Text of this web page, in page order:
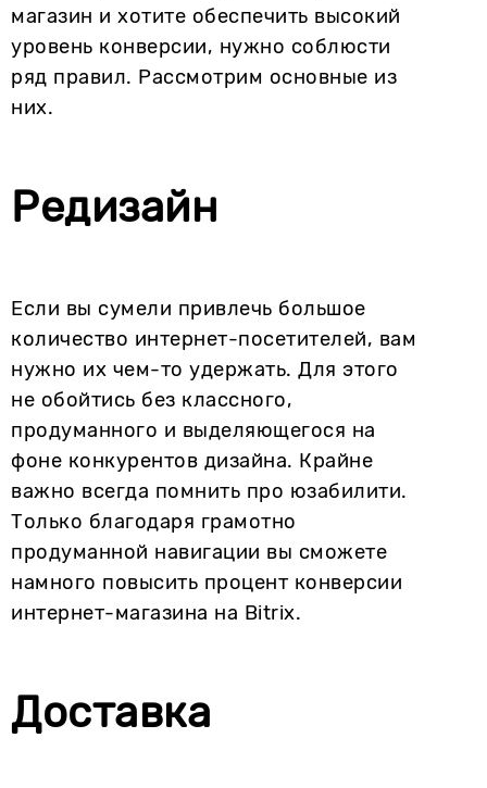
магазин и хотите обеспечить высокий
уровень конверсии, нужно соблюсти
ряд правил. Рассмотрим основные из
них.
Редизайн
Если вы сумели привлечь большое
количество интернет-посетителей, вам
нужно их чем-то удержать. Для этого
не обойтись без классного,
продуманного и выделяющегося на
фоне конкурентов дизайна. Крайне
важно всегда помнить про юзабилити.
Только благодаря грамотно
продуманной навигации вы сможете
намного повысить процент конверсии
интернет-магазина на Bitrix.
Доставка